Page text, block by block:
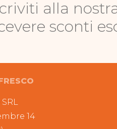
alla
sconti
SRL
14